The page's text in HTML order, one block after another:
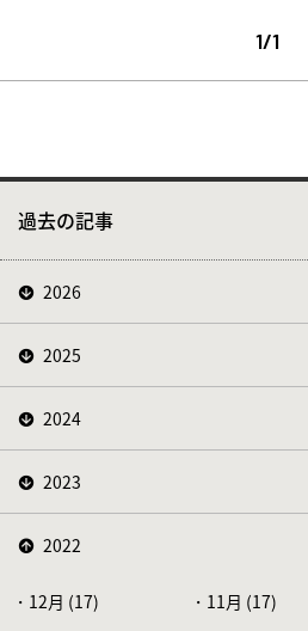
1/1
過去の記事
2026
2025
2024
2023
2022
12月 (17) 11月 (17)